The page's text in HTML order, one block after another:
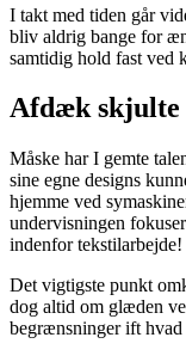
I takt med tiden går
bliv aldrig bange for
samtidig hold fast ved
Afdæk skjulte
Måske har I gemte
sine egne designs
hjemme ved
undervisningen
indenfor tekstilarbejde!
Det vigtigste punkt
dog altid om glæden
begrænsninger ift